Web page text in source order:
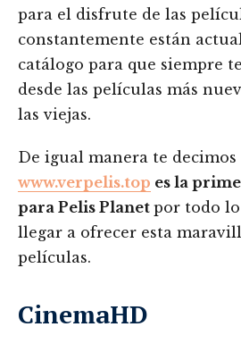
para el disfrute de las
constantemente están
catálogo para que siempre
desde las películas más
las viejas.
De igual manera te decimos
www.verpelis.top es la
para Pelis Planet por todo
llegar a ofrecer esta
películas.
CinemaHD